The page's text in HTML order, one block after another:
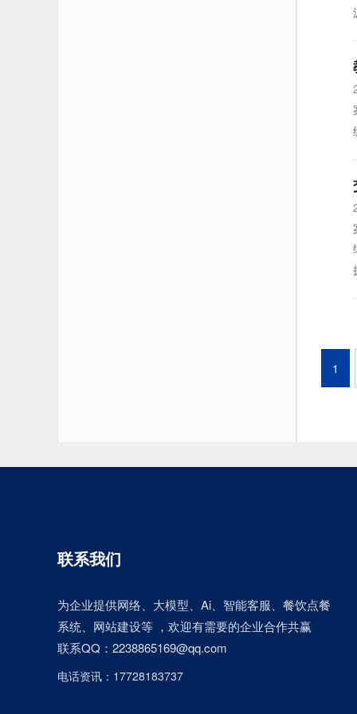
1
联系我们
为企业提供网络、大模型、Ai、智能客服、餐饮点餐
系统、网站建设等 ，欢迎有需要的企业合作共赢
联系QQ：2238865169@qq.com
电话资讯：17728183737